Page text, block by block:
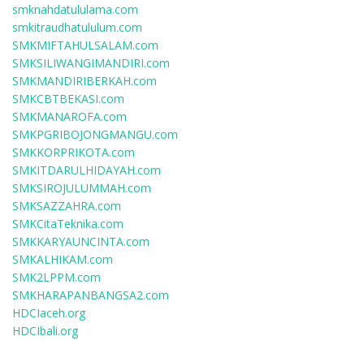
smknahdatululama.com
smkitraudhatululum.com
SMKMIFTAHULSALAM.com
SMKSILIWANGIMANDIRI.com
SMKMANDIRIBERKAH.com
SMKCBTBEKASI.com
SMKMANAROFA.com
SMKPGRIBOJONGMANGU.com
SMKKORPRIKOTA.com
SMKITDARULHIDAYAH.com
SMKSIROJULUMMAH.com
SMKSAZZAHRA.com
SMKCitaTeknika.com
SMKKARYAUNCINTA.com
SMKALHIKAM.com
SMK2LPPM.com
SMKHARAPANBANGSA2.com
HDCIaceh.org
HDCIbali.org